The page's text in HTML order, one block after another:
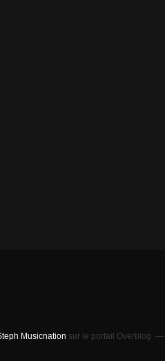
Musicnation sur le portail Overblog